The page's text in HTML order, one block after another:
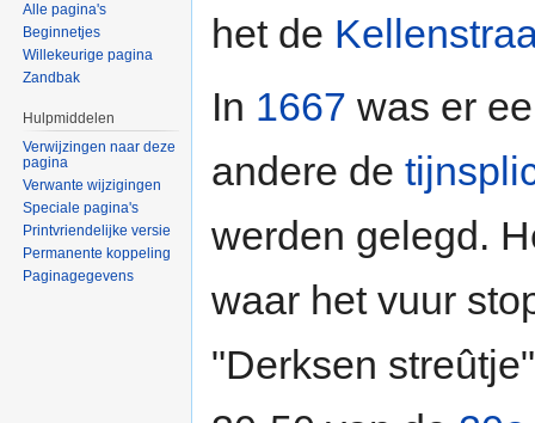
het de
In 1667 was er
andere de
werden gelegd.
waar het vuur
"Derksen
Alle pagina's
Beginnetjes
Willekeurige pagina
Zandbak
Hulpmiddelen
Verwijzingen naar deze
pagina
Verwante wijzigingen
Speciale pagina's
Printvriendelijke versie
Permanente koppeling
Paginagegevens